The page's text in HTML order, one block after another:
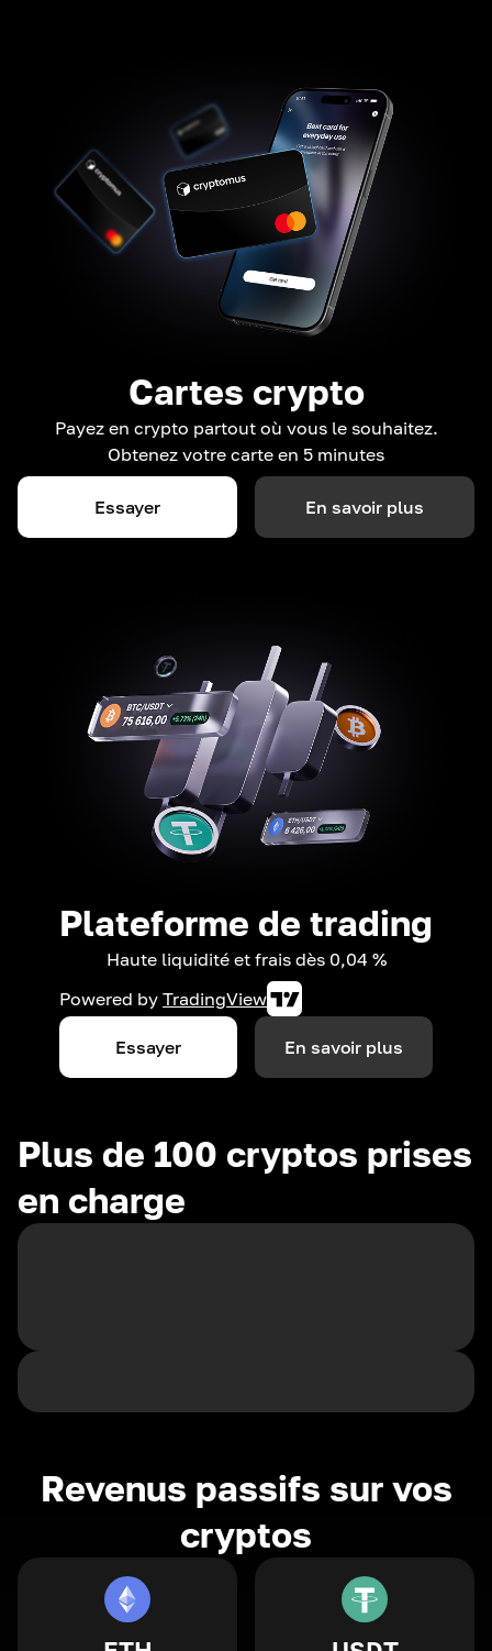
Cartes crypto
Payez en crypto partout où vous le souhaitez.
Obtenez votre carte en 5 minutes
Essayer En savoir plus
Plateforme de trading
Haute liquidité et frais dès 0,04 %
Powered by TradingView
Essayer En savoir plus
Plus de 100 cryptos prises
en charge
Revenus passifs sur vos
cryptos